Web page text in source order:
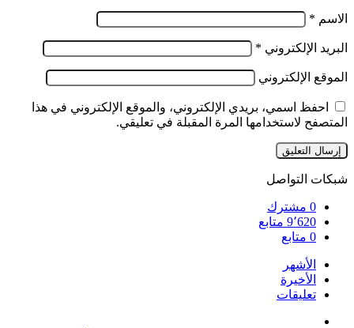
الاسم *
البريد الإلكتروني *
الموقع الإلكتروني
احفظ اسمي، بريدي الإلكتروني، والموقع الإلكتروني في هذا
المتصفح لاستخدامها المرة المقبلة في تعليقي.
شبكات التواصل
0 مشترك
9٬620 متابع
0 متابع
الأشهر
الأخيرة
تعليقات